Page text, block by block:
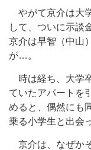
やがて京介は大
して、ついに示談
京介は早智（中山
が…。
時は経ち、大学
ていたアパートを
めると、偶然にも
乗る小学生と出会
京介は、なぜか